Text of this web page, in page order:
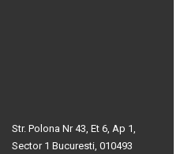
Str. Polona Nr 43, Et 6, Ap 1,
Sector 1 Bucuresti, 010493